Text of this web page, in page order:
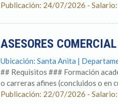
Publicación: 24/07/2026 -
ASESORES COMERCIAL
Ubicación: Santa Anita |
## Requisitos ### Formación
o carreras afines (concluidos o en
Publicación: 22/07/2026 -